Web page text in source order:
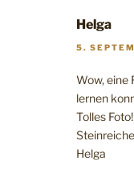
Helga
5.
Wow, eine
lernen
Tolles Foto!
Helga